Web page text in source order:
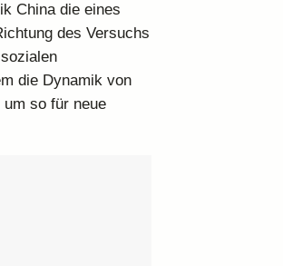
China die eines
des Versuchs
die Dynamik von
so für neue